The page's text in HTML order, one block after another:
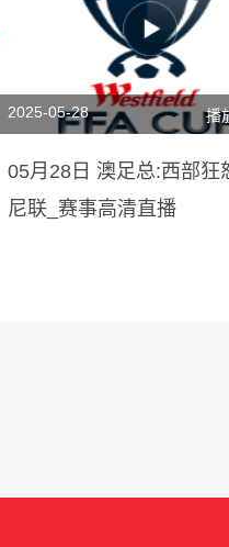
2025-05-28 播
05月28日 澳足总:西部狂
尼联_赛事高清直播